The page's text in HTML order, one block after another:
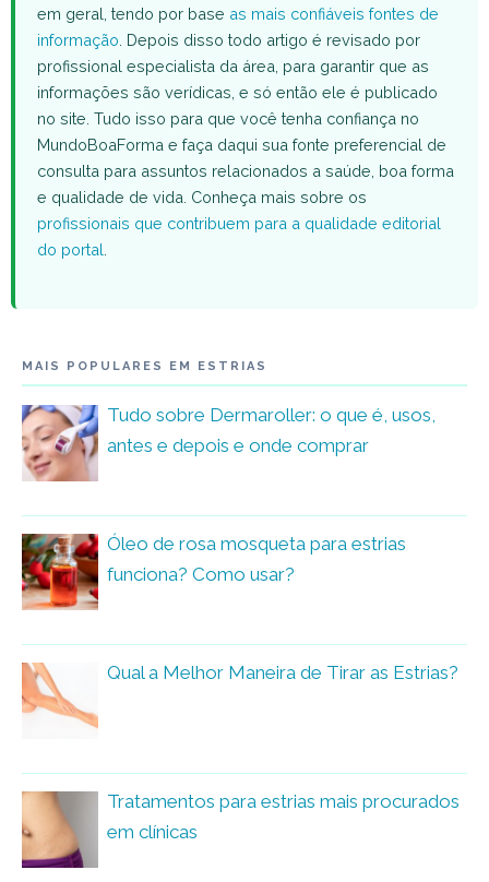
em geral, tendo por base as mais confiáveis fontes de
informação . Depois disso todo artigo é revisado por
profissional especialista da área, para garantir que as
informações são verídicas, e só então ele é publicado
no site. Tudo isso para que você tenha confiança no
MundoBoaForma e faça daqui sua fonte preferencial de
consulta para assuntos relacionados a saúde, boa forma
e qualidade de vida. Conheça mais sobre os
profissionais que contribuem para a qualidade editorial
do portal
MAIS POPULARES EM ESTRIAS
Tudo sobre Dermaroller: o que é, usos,
antes e depois e onde comprar
Óleo de rosa mosqueta para estrias
funciona? Como usar?
Qual a Melhor Maneira de Tirar as Estrias?
Tratamentos para estrias mais procurados
em clínicas